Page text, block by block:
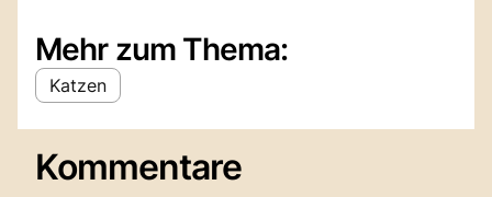
Mehr zum Thema:
Katzen
Kommentare